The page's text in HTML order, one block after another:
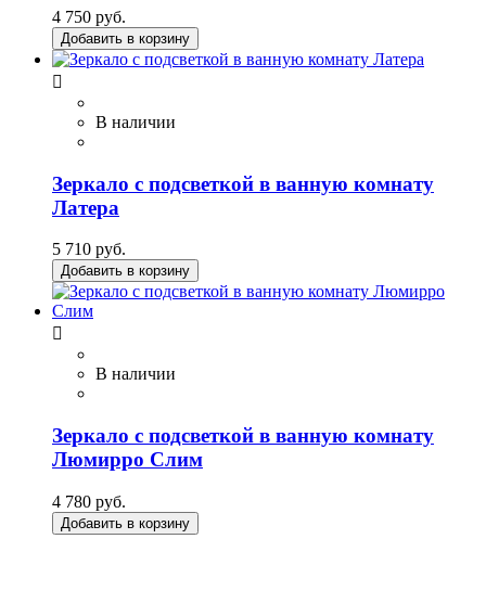
4 750 руб.
Добавить в корзину

В наличии
Зеркало с подсветкой в ванную комнату
Латера
5 710 руб.
Добавить в корзину

В наличии
Зеркало с подсветкой в ванную комнату
Люмирро Слим
4 780 руб.
Добавить в корзину